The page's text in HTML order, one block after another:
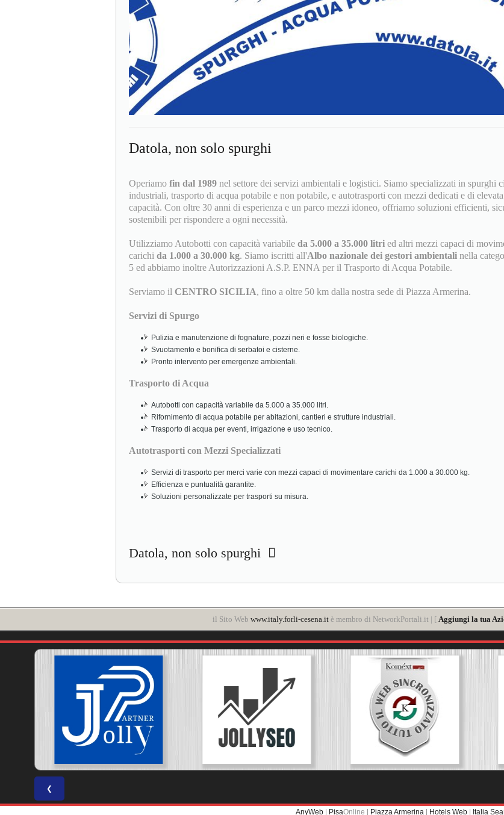
Datola, non solo spurghi
Operiamo fin dal 1989 nel settore dei servizi ambientali e logistici. Siamo specializzati in spurghi
industriali, trasporto di acqua potabile e non potabile, e autotrasporti con mezzi dedicati e di elevata
capacità. Con oltre 30 anni di esperienza e un parco mezzi idoneo, offriamo soluzioni efficienti,
sostenibili per rispondere a ogni necessità.
Utilizziamo Autobotti con capacità variabile da 5.000 a 35.000 litri ed altri mezzi capaci di
carichi da 1.000 a 30.000 kg. Siamo iscritti all'Albo nazionale dei gestori ambientali nella
5 ed abbiamo inoltre Autorizzazioni A.S.P. ENNA per il Trasporto di Acqua Potabile.
Serviamo il CENTRO SICILIA, fino a oltre 50 km dalla nostra sede di Piazza Armerina.
Servizi di Spurgo
Pulizia e manutenzione di fognature, pozzi neri e fosse biologiche.
Svuotamento e bonifica di serbatoi e cisterne.
Pronto intervento per emergenze ambientali.
Trasporto di Acqua
Autobotti con capacità variabile da 5.000 a 35.000 litri.
Rifornimento di acqua potabile per abitazioni, cantieri e strutture industriali.
Trasporto di acqua per eventi, irrigazione e uso tecnico.
Autotrasporti con Mezzi Specializzati
Servizi di trasporto per merci varie con mezzi capaci di movimentare carichi da 1.000 a 30.000 kg.
Efficienza e puntualità garantite.
Soluzioni personalizzate per trasporti su misura.
Datola, non solo spurghi
il Sito Web www.italy.forli-cesena.itè membro di NetworkPortali.it | [ Aggiungi la tua
❮
AnyWeb | PisaOnline | Piazza Armerina | Hotels Web | Italia